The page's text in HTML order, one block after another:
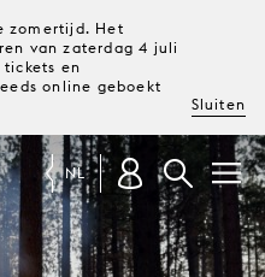
zomertijd. Het
van zaterdag 4 juli
tickets en
online geboekt
Sluiten
PROGRAMMA
NL